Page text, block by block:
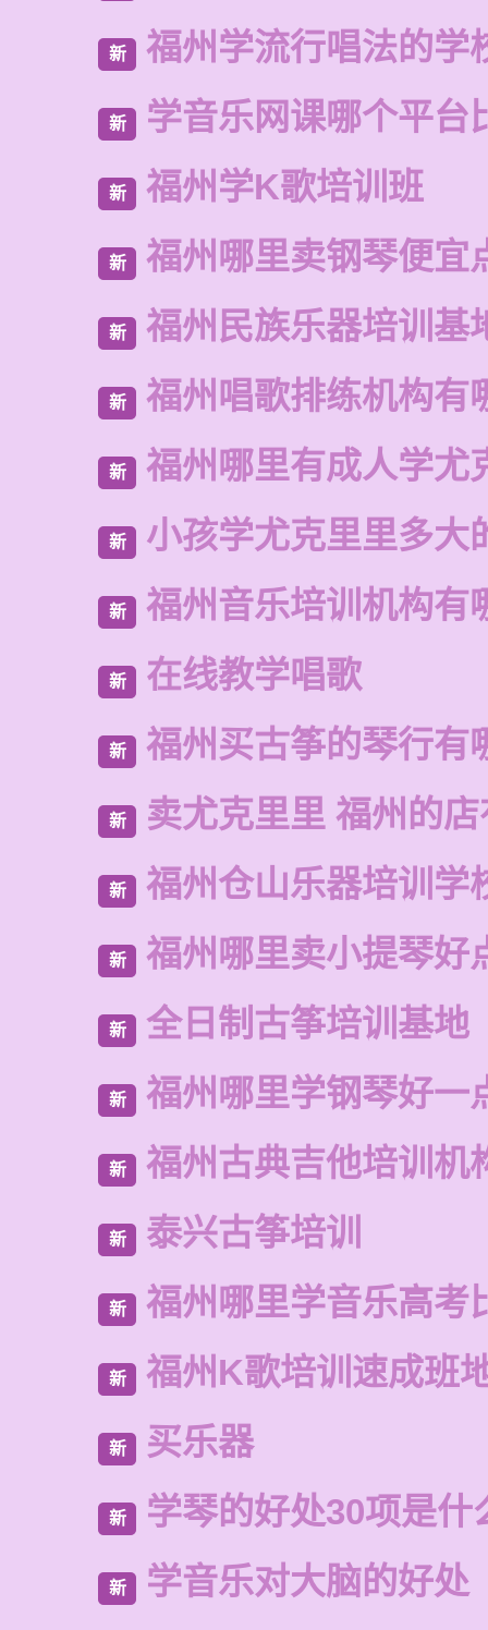
新 福州学流行唱法的学
新 学音乐网课哪个平台
新 福州学K歌培训班
新 福州哪里卖钢琴便宜
新 福州民族乐器培训基
新 福州唱歌排练机构有
新 福州哪里有成人学尤
新 小孩学尤克里里多大
新 福州音乐培训机构有
新 在线教学唱歌
新 福州买古筝的琴行有
新 卖尤克里里 福州的
新 福州仓山乐器培训学
新 福州哪里卖小提琴好
新 全日制古筝培训基地
新 福州哪里学钢琴好一
新 福州古典吉他培训机
新 泰兴古筝培训
新 福州哪里学音乐高考
新 福州K歌培训速成班
新 买乐器
新 学琴的好处30项是什
新 学音乐对大脑的好处